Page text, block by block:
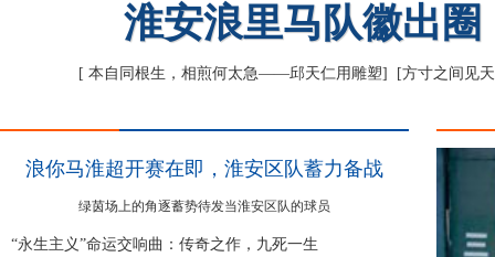
淮安浪里马队徽出
[ 本自同根生，相煎何太急——邱天仁用雕塑] [方寸之间见
浪你马淮超开赛在即，淮安区队蓄力备战
绿茵场上的角逐蓄势待发当淮安区队的球员
“永生主义”命运交响曲：传奇之作，九死一生